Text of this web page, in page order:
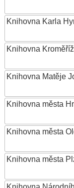
Knihovna Karla
Knihovna
Knihovna Matěje
Knihovna města
Knihovna města
Knihovna města